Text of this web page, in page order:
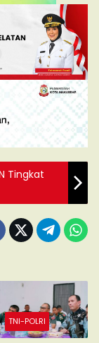
Tingkat
TNI-POLRI